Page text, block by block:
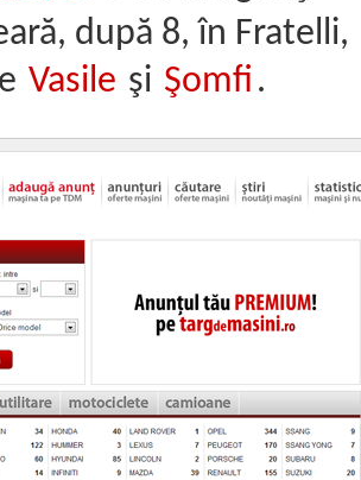
după 8, în Fratelli,
Vasile şi Şomfi .